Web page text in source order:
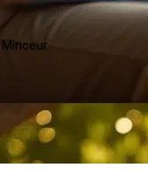
Minceur